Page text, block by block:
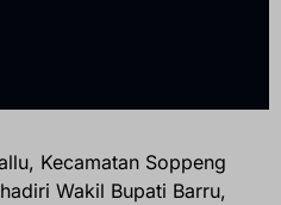
Kecamatan Soppeng
Wakil Bupati Barru,